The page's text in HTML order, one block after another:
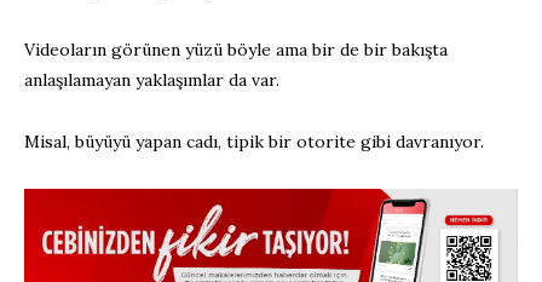
Videoların görünen yüzü böyle ama bir de bir bakışta
anlaşılamayan yaklaşımlar da var.
Misal, büyüyü yapan cadı, tipik bir otorite gibi davranıyor.